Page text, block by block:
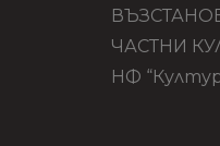
ЧАСТНИ
НФ